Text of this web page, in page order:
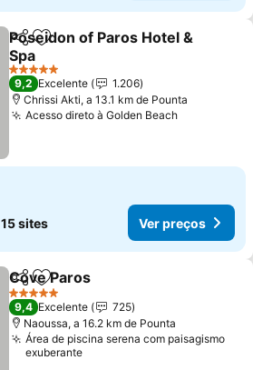
PartilharAdicionar aos favoritos
Poseidon of Paros Hotel &
Spa
Ver preços
5 Estrelas
9,2 Excelente
1.206
Chrissi Akti, a 13.1 km de Pounta
Acesso direto à Golden BeachVer preços
15 sites Ver preços
PartilharAdicionar aos favoritos
Cove Paros
5 Estrelas
9,4 Excelente
725
Naoussa, a 16.2 km de Pounta
Área de piscina serena com paisagismo
exuberante